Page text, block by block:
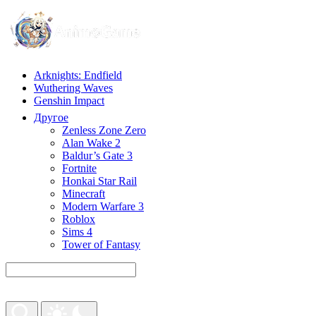
Arknights: Endfield
Wuthering Waves
Genshin Impact
Другое
Zenless Zone Zero
Alan Wake 2
Baldur’s Gate 3
Fortnite
Honkai Star Rail
Minecraft
Modern Warfare 3
Roblox
Sims 4
Tower of Fantasy